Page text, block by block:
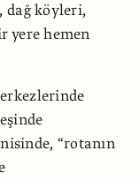
dağ köyleri,
yere hemen
“rotanın